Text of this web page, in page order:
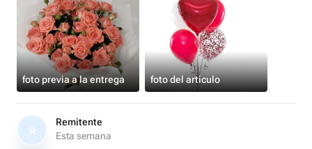
foto previa a la entrega foto del artículo
R
Remitente
Esta semana